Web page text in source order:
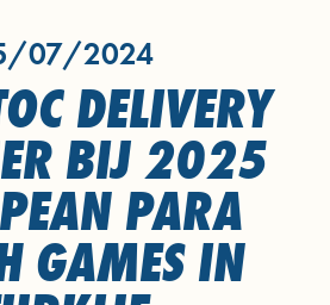
07/2024
DELIVERY
BIJ 2025
PARA
GAMES IN